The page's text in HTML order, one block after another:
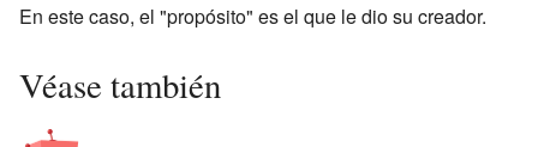
En este caso, el "propósito" es el que le dio su creador.
Véase también